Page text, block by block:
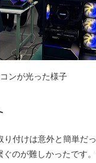
ンが光った様子
り付けは意外と簡単だ
ぐのが難しかったです